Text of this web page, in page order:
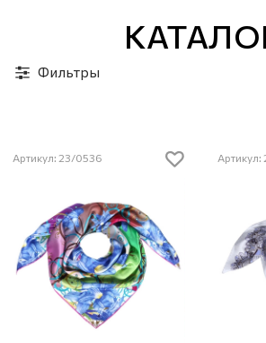
Фильтры
Артикул: 23/0536